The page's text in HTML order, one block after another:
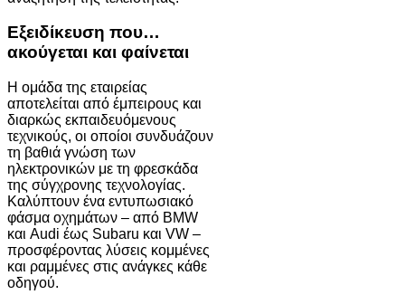
Εξειδίκευση που…
ακούγεται και φαίνεται
Η ομάδα της εταιρείας
αποτελείται από έμπειρους και
διαρκώς εκπαιδευόμενους
τεχνικούς, οι οποίοι συνδυάζουν
τη βαθιά γνώση των
ηλεκτρονικών με τη φρεσκάδα
της σύγχρονης τεχνολογίας.
Καλύπτουν ένα εντυπωσιακό
φάσμα οχημάτων – από BMW
και Audi έως Subaru και VW –
προσφέροντας λύσεις κομμένες
και ραμμένες στις ανάγκες κάθε
οδηγού.